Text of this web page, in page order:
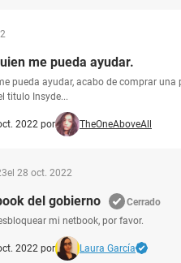
me pueda ayudar.
pueda ayudar, acabo de comprar
titulo Insyde...
2022 por TheOneAboveAll
el 28 oct. 2022
del gobierno
Cerrado
mi netbook, por favor.
2022 por Laura García